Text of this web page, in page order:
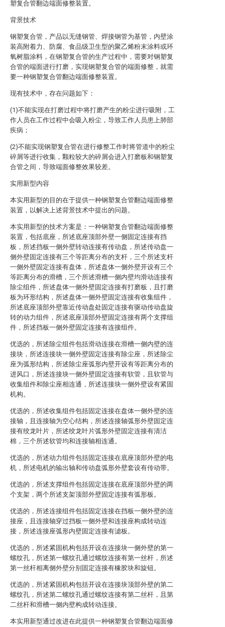
塑复合管翻边端面修整装置。
背景技术
钢塑复合管，产品以无缝钢管、焊接钢管为基管，内壁涂
装高附着力、防腐、食品级卫生型的聚乙烯粉末涂料或环
氧树脂涂料，在钢塑复合管的生产过程中，需要对钢塑复
合管的端面进行打磨，实现钢塑复合管的端面修整，就需
要一种钢塑复合管翻边端面修整装置。
现有技术中，存在问题如下：
(1)不能实现在打磨过程中将打磨产生的粉尘进行吸附，工
作人员在工作过程中会吸入粉尘，导致工作人员患上肺部
疾病；
(2)不能实现钢塑复合管在进行修整工作时将管道中的粉尘
碎屑等进行收集，颗粒较大的碎屑会进入打磨板和钢塑复
合管之间，导致端面修整效果较差。
实用新型内容
本实用新型的目的在于提供一种钢塑复合管翻边端面修整
装置，以解决上述背景技术中提出的问题。
本实用新型的技术方案是：一种钢塑复合管翻边端面修整
装置，包括底座，所述底座顶部外壁一侧固定连接有挡
板，所述挡板一侧外壁转动连接有传动盘，所述传动盘一
侧外壁固定连接有三个等距离分布的支杆，三个所述支杆
一侧外壁固定连接有盘体，所述盘体一侧外壁开设有三个
等距离分布的滑槽，三个所述滑槽一侧内壁均滑动连接有
除尘组件，所述盘体一侧外壁固定连接有打磨板，且打磨
板为环形结构，所述盘体一侧外壁固定连接有收集组件，
所述底座顶部外壁靠近传动盘处固定连接有驱动传动盘旋
转的动力组件，所述底座顶部外壁固定连接有两个支撑组
件，所述挡板一侧外壁固定连接有连接组件。
优选的，所述除尘组件包括滑动连接在滑槽一侧内壁的连
接块，所述连接块一侧外壁固定连接有除尘座，所述除尘
座为弧形结构，所述除尘座弧形内壁开设有等距离分布的
进风口，所述连接块一侧外壁固定连接有软管，且软管与
收集组件和除尘座相连通，所述连接块一侧外壁设有紧固
机构。
优选的，所述收集组件包括固定连接在盘体一侧外壁的连
接轴，且连接轴为空心结构，所述连接轴弧形外壁固定连
接有绞龙叶片，所述绞龙叶片弧形外壁固定连接有清洁
棉，三个所述软管均和连接轴相连通。
优选的，所述动力组件包括固定连接在底座顶部外壁的电
机，所述电机的输出轴和传动盘弧形外壁套设有传动带。
优选的，所述支撑组件包括固定连接在底座顶部外壁的两
个支架，两个所述支架顶部外壁固定连接有弧形板。
优选的，所述连接组件包括固定连接在挡板一侧外壁的连
接座，且连接轴穿过挡板一侧外壁和连接座构成转动连
接，所述连接座弧形内壁固定连接有滤板。
优选的，所述紧固机构包括开设在连接块一侧外壁的第一
螺纹孔，所述第一螺纹孔通过螺纹连接有第一丝杆，所述
第一丝杆相离侧外壁分别固定连接有橡胶块和旋钮。
优选的，所述紧固机构包括开设在连接块顶部外壁的第二
螺纹孔，所述第二螺纹孔通过螺纹连接有第二丝杆，且第
二丝杆和滑槽一侧内壁构成转动连接。
本实用新型通过改进在此提供一种钢塑复合管翻边端面修